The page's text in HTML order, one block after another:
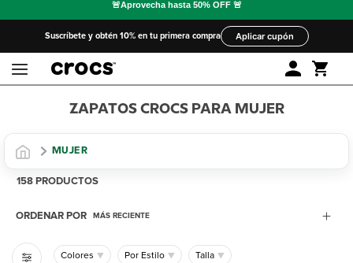
Suscríbete y obtén 10% en tu primera compra Aplicar cupón
ZAPATOS CROCS PARA MUJER
MUJER
158PRODUCTOS
ORDENAR POR MÁS RECIENTE
Colores ▼ Por Estilo ▼ Talla ▼